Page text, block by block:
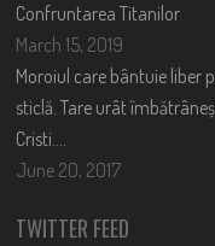
Confruntarea Titanilor
March 15, 2019
Moroiul care bântuie liber
sticlă. Tare urât
Cristi….
June 20, 2017
TWITTER FEED